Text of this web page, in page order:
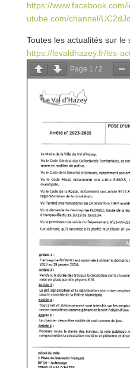
https://www.facebook.com/
utube.com/channel/
Toutes les actualités sur le
https://levaldhazey.fr/les-
Page 1 / 2